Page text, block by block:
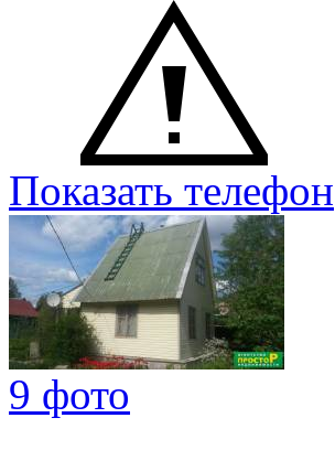
Показать телефон
9 фото